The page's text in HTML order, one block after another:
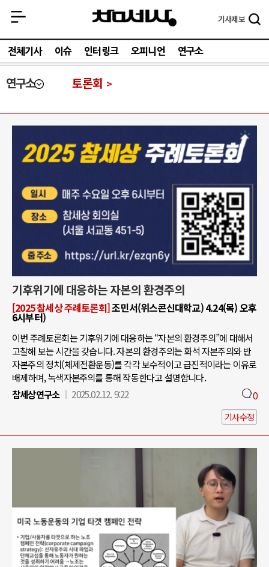
기사제보
전체기사 이슈 인터링크 오피니언 연구소
연구소 토론회
기후위기에 대응하는 자본의 환경주의
[2025 참세상 주례토론회]조민서(위스콘신대학교) 4.24(목) 오후
6시부터)
이번 주례토론회는 기후위기에 대응하는 “자본의 환경주의”에 대해서
고찰해 보는 시간을 갖습니다. 자본의 환경주의는 화석 자본주의와 반
자본주의 정치(체제전환운동)를 각각 보수적이고 급진적이라는 이유로
배제하며, 녹색자본주의를 통해 작동한다고 설명합니다.
참세상연구소
2025.02.12. 9:22 0
기사수정